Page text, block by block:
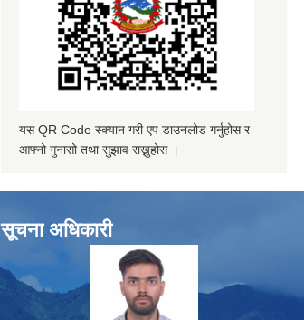
यस QR Code स्क्यान गरी एप डाउनलोड गर्नुहोस र
आफ्नो गुनासो तथा सुझाव राख्नुहोस ।
सूचना अधिकारी